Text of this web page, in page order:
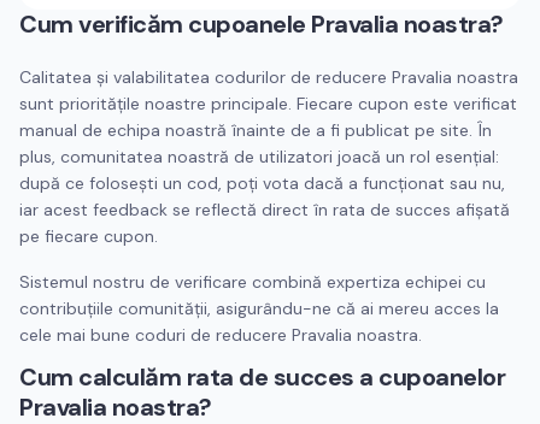
Cum verificăm cupoanele Pravalia noastra?
Calitatea și valabilitatea codurilor de reducere Pravalia noastra
sunt prioritățile noastre principale. Fiecare cupon este verificat
manual de echipa noastră înainte de a fi publicat pe site. În
plus, comunitatea noastră de utilizatori joacă un rol esențial:
după ce folosești un cod, poți vota dacă a funcționat sau nu,
iar acest feedback se reflectă direct în rata de succes afișată
pe fiecare cupon.
Sistemul nostru de verificare combină expertiza echipei cu
contribuțiile comunității, asigurându-ne că ai mereu acces la
cele mai bune coduri de reducere Pravalia noastra.
Cum calculăm rata de succes a cupoanelor
Pravalia noastra?